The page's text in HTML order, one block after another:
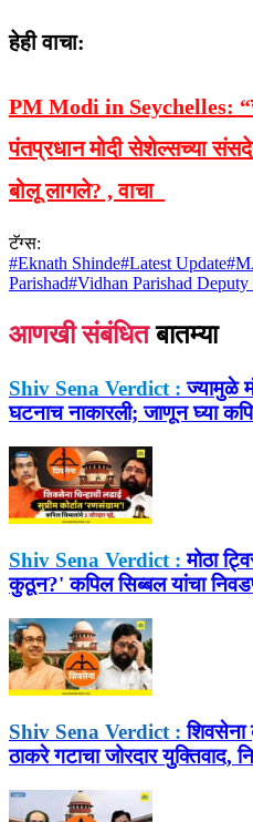
हेही वाचा:
PM Modi in Seychelles:
पंतप्रधान मोदी सेशेल्सच्या
बोलू लागले? , वाचा
टॅग्स:
#Eknath Shinde#Latest Update#
Parishad#Vidhan Parishad Deputy
आणखी संबंधित बातम्या
Shiv Sena Verdict : ज्यामुळे
घटनाच नाकारली; जाणून घ्या
Shiv Sena Verdict : मोठा
कुठून?' कपिल सिब्बल यांचा
Shiv Sena Verdict : शिवसेना
ठाकरे गटाचा जोरदार युक्तिवाद,